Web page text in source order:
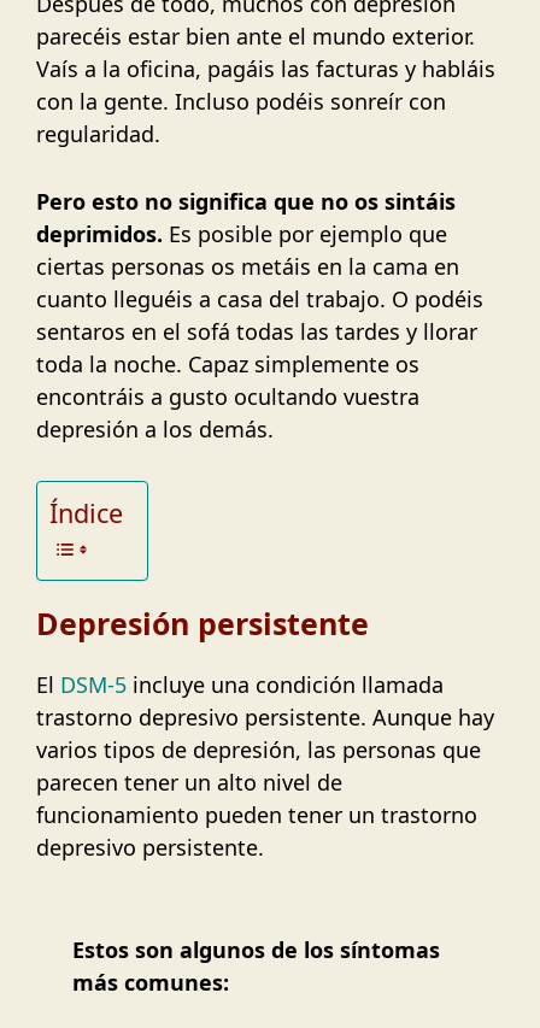
parecéis estar bien ante el mundo exterior.
Vaís a la oficina, pagáis las facturas y habláis
con la gente. Incluso podéis sonreír con
regularidad.
Pero esto no significa que no os sintáis
deprimidos. Es posible por ejemplo que
ciertas personas os metáis en la cama en
cuanto lleguéis a casa del trabajo. O podéis
sentaros en el sofá todas las tardes y llorar
toda la noche. Capaz simplemente os
encontráis a gusto ocultando vuestra
depresión a los demás.
Índice
Depresión persistente
El DSM-5 incluye una condición llamada
trastorno depresivo persistente. Aunque hay
varios tipos de depresión, las personas que
parecen tener un alto nivel de
funcionamiento pueden tener un trastorno
depresivo persistente.
Estos son algunos de los síntomas
más comunes: